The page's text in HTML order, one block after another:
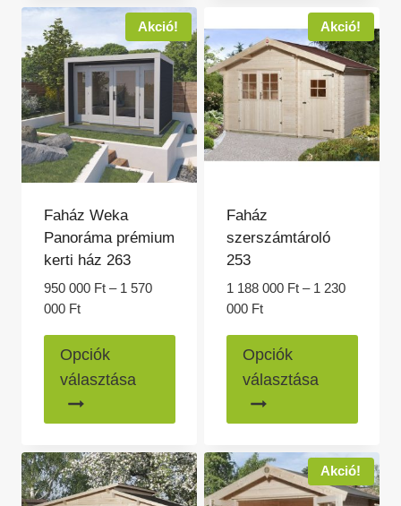
000 Ft
van.
A
változatok
a
termékoldalon
választhatók
ki
A
a
ki
Akció!
Faház Weka
Panoráma prémium
kerti ház 263
950 000 Ft – 1 570
000 FtÁrtartomány:
000 Ft
-
570
Opciók
választása
több
van.
A
Akció!
Faház
szerszámtároló
253
1 188 000 Ft – 1 230
000 FtÁrtartomány:
188
000 Ft
1
000 Ft
Opciók
választása
több
van.
A
Akció!